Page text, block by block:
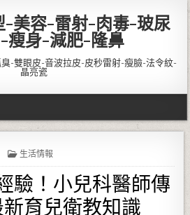
-美容-雷射-肉毒-玻尿
瘦身-減肥-隆鼻
-雙眼皮-音波拉皮-皮秒雷射-瘦臉-法令紋-
晶亮瓷
POSTED IN
生活情報
驗！小兒科醫師傳
育兒衛教知識